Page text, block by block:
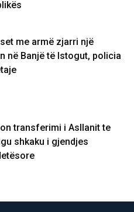
me armë zjarri një
në Banjë të Istogut, policia
transferimi i Asllanit te
shkaku i gjendjes